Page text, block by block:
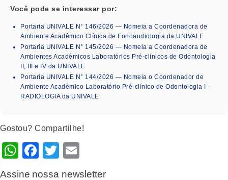
Você pode se interessar por:
Portaria UNIVALE N° 146/2026 — Nomeia a Coordenadora de
Ambiente Acadêmico Clínica de Fonoaudiologia da UNIVALE
Portaria UNIVALE N° 145/2026 — Nomeia a Coordenadora de
Ambientes Acadêmicos Laboratórios Pré-clínicos de Odontologia
II, III e IV da UNIVALE
Portaria UNIVALE N° 144/2026 — Nomeia o Coordenador de
Ambiente Acadêmico Laboratório Pré-clínico de Odontologia I -
RADIOLOGIA da UNIVALE
Gostou? Compartilhe!
WhatsApp
Facebook
Twitter
Assine nossa newsletter